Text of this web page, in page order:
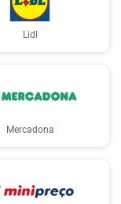
Lidl
Mercadona